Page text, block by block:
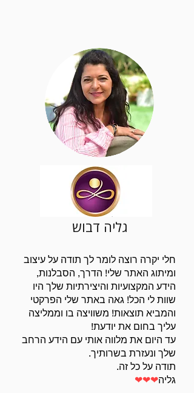
גליה דבוש
חלי יקרה רוצה לומר לך תודה על עיצוב
ומיתוג האתר שלי! הדרך, הסבלנות,
הידע המקצועיות והיצירתיות שלך היו
שוות לי הכל! גאה באתר שלי הפרקטי
והמביא תוצאות! משוויצה בו וממליצה
עליך בחום את יודעת!
עד היום את מלווה אותי עם הידע הרחב
שלך ונעזרת בשרותיך.
תודה על כל זה.
גליה❤❤❤